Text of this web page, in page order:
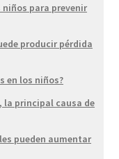
para prevenir
producir pérdida
en los niños?
la principal causa de
pueden aumentar